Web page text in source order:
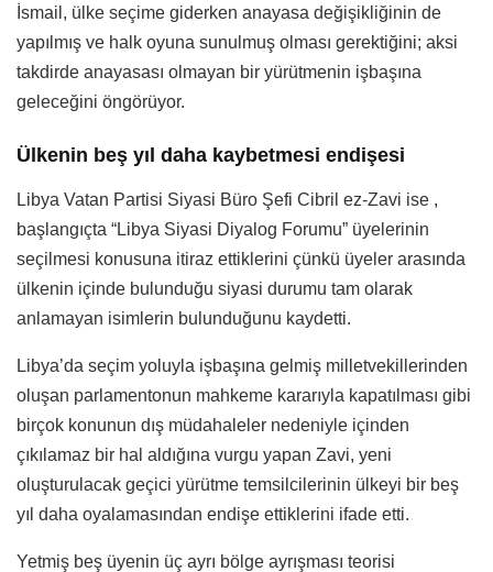
İsmail, ülke seçime giderken anayasa değişikliğinin de
yapılmış ve halk oyuna sunulmuş olması gerektiğini; aksi
takdirde anayasası olmayan bir yürütmenin işbaşına
geleceğini öngörüyor.
Ülkenin beş yıl daha kaybetmesi endişesi
Libya Vatan Partisi Siyasi Büro Şefi Cibril ez-Zavi ise ,
başlangıçta “Libya Siyasi Diyalog Forumu” üyelerinin
seçilmesi konusuna itiraz ettiklerini çünkü üyeler arasında
ülkenin içinde bulunduğu siyasi durumu tam olarak
anlamayan isimlerin bulunduğunu kaydetti.
Libya’da seçim yoluyla işbaşına gelmiş milletvekillerinden
oluşan parlamentonun mahkeme kararıyla kapatılması gibi
birçok konunun dış müdahaleler nedeniyle içinden
çıkılamaz bir hal aldığına vurgu yapan Zavi, yeni
oluşturulacak geçici yürütme temsilcilerinin ülkeyi bir beş
yıl daha oyalamasından endişe ettiklerini ifade etti.
Yetmiş beş üyenin üç ayrı bölge ayrışması teorisi